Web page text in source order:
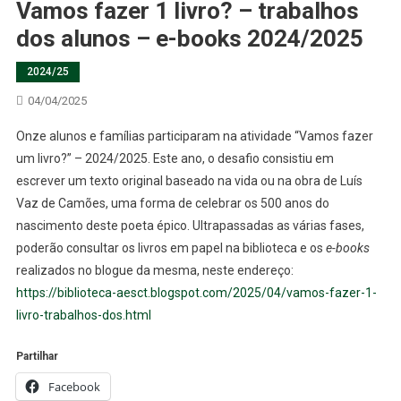
Vamos fazer 1 livro? – trabalhos
dos alunos – e-books 2024/2025
2024/25
04/04/2025
Onze alunos e famílias participaram na atividade “Vamos fazer
um livro?” – 2024/2025. Este ano, o desafio consistiu em
escrever um texto original baseado na vida ou na obra de Luís
Vaz de Camões, uma forma de celebrar os 500 anos do
nascimento deste poeta épico. Ultrapassadas as várias fases,
poderão consultar os livros em papel na biblioteca e os e-books
realizados no blogue da mesma, neste endereço:
https://biblioteca-aesct.blogspot.com/2025/04/vamos-fazer-1-
livro-trabalhos-dos.html
Partilhar
Facebook